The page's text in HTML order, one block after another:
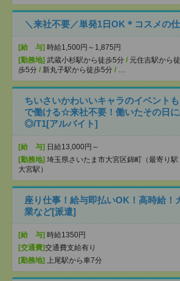
＼来社不要／単発1日OK＊コスメの
[給 与] 時給1,500円～1,875円
[勤務地] 武蔵小杉駅から徒歩5分 / 元住吉駅から徒
歩5分 / 新丸子駅から徒歩5分 / …
ちいさいかわいいキャラのイベント
で働ける☆来社不要！働いたその日
◎/T1[アルバイト]
[給 与] 日給13,000円～
[勤務地] 埼玉県さいたま市大宮区錦町（最寄り駅
大宮駅）
座り仕事！給与即払いOK！高時給！
業など[派遣]
[給 与] 時給1350円
[交通費]交通費支給有り
[勤務地] 上尾駅から車7分